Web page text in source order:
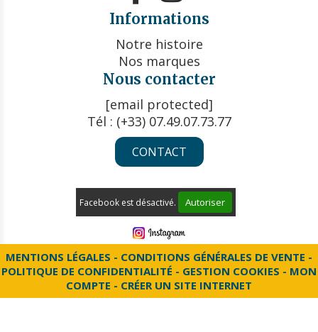
Informations
Notre histoire
Nos marques
Nous contacter
[email protected]
Tél : (+33) 07.49.07.73.77
CONTACT
Facebook est désactivé. Autoriser
MENTIONS LÉGALES
CONDITIONS GÉNÉRALES DE VENTE
POLITIQUE DE CONFIDENTIALITÉ
GESTION COOKIES
MON
COMPTE
CRÉER UN SITE INTERNET